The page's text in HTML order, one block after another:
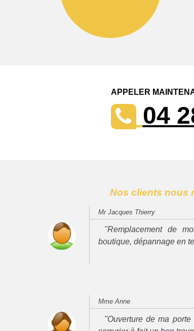
APPELER
04
Nos clients nous
Mr Jacques Thierry
"Remplacement de
boutique, dépannage en
Mme Anne
"Ouverture de ma